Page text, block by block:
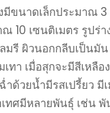
มีขนาดเล็กประมาณ 3
10 เซนติเมตร รูปร่
มรี ผิวนอกกลีบเป็นมั
เทา เมื่อสุกจะมีสีเหลื
ำด้วยน้ำมีรสเปรี้ยว มี
เทศมีหลายพันธุ์ เช่น